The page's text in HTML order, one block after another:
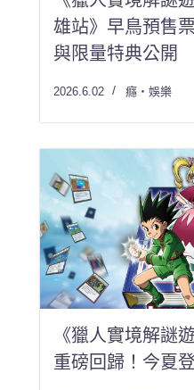
雄站》早鳥預售
與限量特典公開
2026.6.02 癮・娛樂
《獵人實境解謎
重磅回歸！今夏